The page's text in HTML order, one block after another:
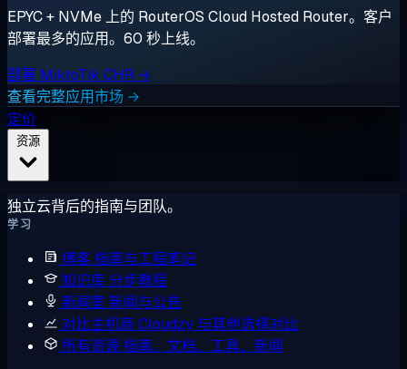
EPYC + NVMe 上的 RouterOS Cloud Hosted Router。客户
部署最多的应用。60 秒上线。
部署 MikroTik CHR →
查看完整应用市场 →
定价
独立云背后的指南与团队。
学习
博客指南与工程笔记
知识库 分步教程
新闻室 新闻与公告
对比主机商 Cloudzy 与其他选择对比
所有资源指南、文档、工具、新闻